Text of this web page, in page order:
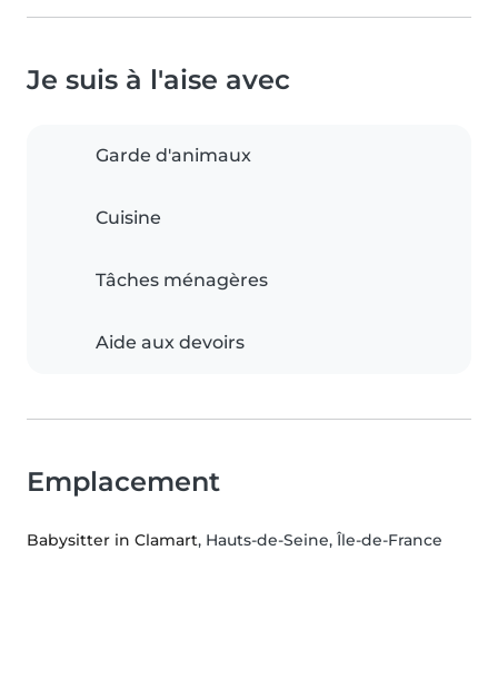
Je suis à l'aise avec
Garde d'animaux
Cuisine
Tâches ménagères
Aide aux devoirs
Emplacement
Babysitter in Clamart, Hauts-de-Seine, Île-de-France